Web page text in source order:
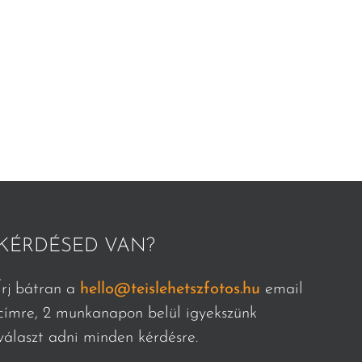
KÉRDÉSED VAN?
Írj bátran a hello@teislehetszfotos.hu email
2 munkanapon belül igyekszünk
adni minden kérdésre.